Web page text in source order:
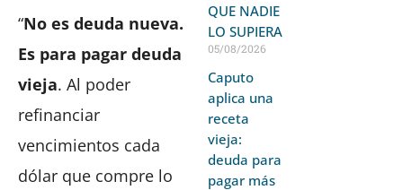
“No es deuda nueva.
Es para pagar deuda
vieja. Al poder
refinanciar
vencimientos cada
dólar que compre lo
QUE NADIE
LO SUPIERA
05/08/2026
Caputo
aplica una
receta
vieja:
deuda para
pagar más